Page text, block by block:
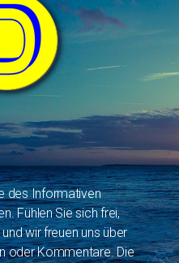
des Informativen
Fühlen Sie sich frei,
wir freuen uns über
oder Kommentare. Die